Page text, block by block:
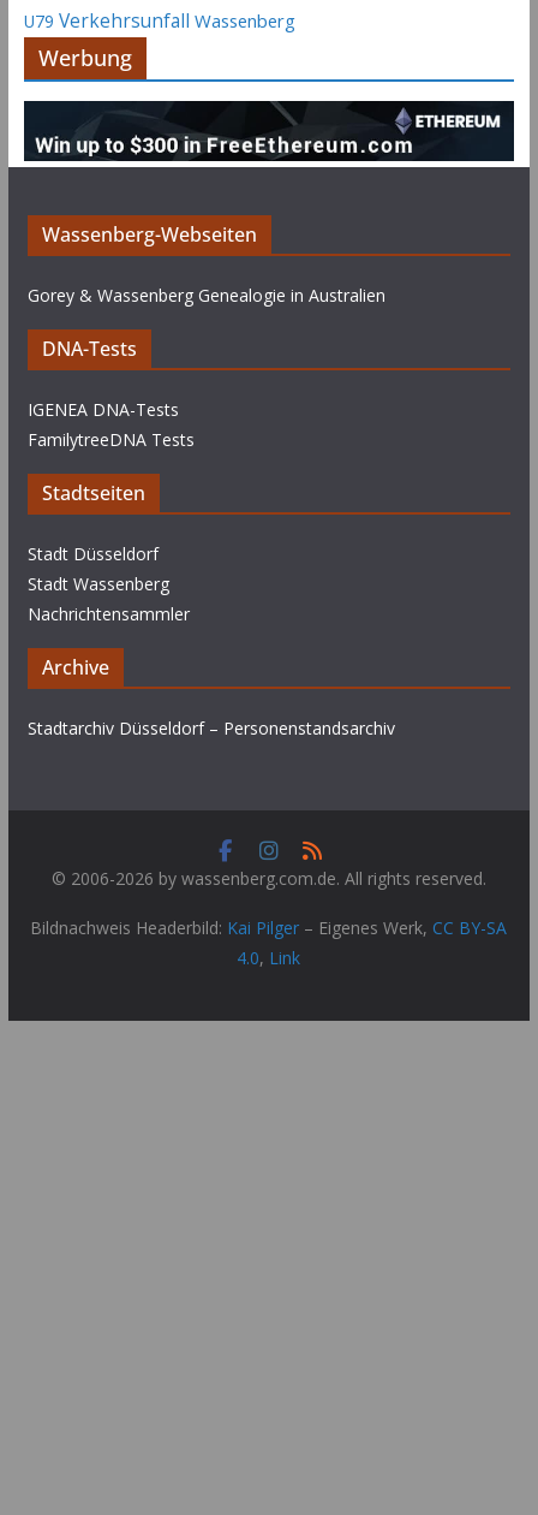
U79 Verkehrsunfall Wassenberg
Werbung
Wassenberg-Webseiten
Gorey & Wassenberg Genealogie in Australien
DNA-Tests
IGENEA DNA-Tests
FamilytreeDNA Tests
Stadtseiten
Stadt Düsseldorf
Stadt Wassenberg
Nachrichtensammler
Archive
Stadtarchiv Düsseldorf – Personenstandsarchiv
© 2006-2026 by wassenberg.com.de. All rights reserved.
Bildnachweis Headerbild: Kai Pilger – Eigenes Werk, CC BY-SA
4.0, Link